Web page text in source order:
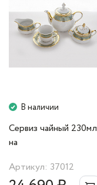
В наличии
Сервиз чайный 230мл
на
7633300" Thun
Артикул: 37012